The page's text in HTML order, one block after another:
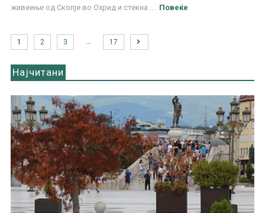
живеење од Скопје во Охрид и стекна ...
Повеќе
1 2 3 17
Најчитани